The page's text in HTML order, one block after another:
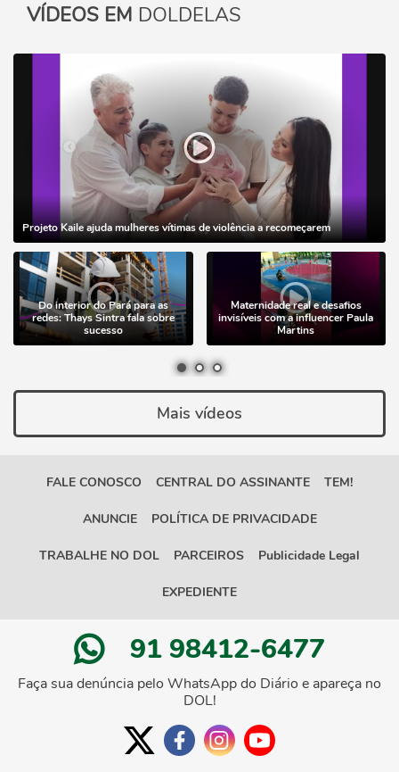
VÍDEOS EM DOLDELAS
Projeto Kaile ajuda mulheres vítimas de violência a recomeçarem
Do interior do Pará para as
redes: Thays Sintra fala sobre
sucesso
Maternidade real e desafios
invisíveis com a influencer Paula
Martins
Mais vídeos
FALE CONOSCO CENTRAL DO ASSINANTE TEM!
ANUNCIE POLÍTICA DE PRIVACIDADE
TRABALHE NO DOL PARCEIROS Publicidade Legal
EXPEDIENTE
91 98412-6477
Faça sua denúncia pelo WhatsApp do Diário e apareça no
DOL!